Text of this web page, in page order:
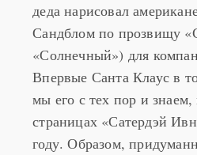
деда нарисовал
Сандблом по прозвищу
«Солнечный») для
Впервые Санта Клаус в
мы его с тех пор и знаем,
страницах «Сатердэй
году. Образом,